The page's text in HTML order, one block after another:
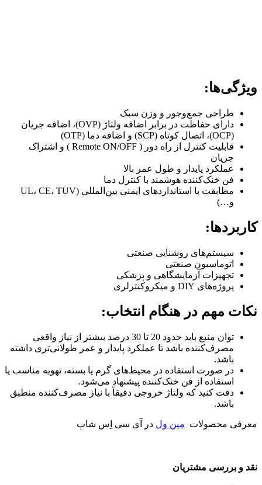
ویژگی‌ها:
طراحی جمع‌وجور و وزن سبک
دارای حفاظت در برابر اضافه ولتاژ (OVP)، اضافه جریان
(OCP)، اتصال کوتاه (SCP) و اضافه دما (OTP)
قابلیت کنترل از راه دور ( Remote ON/OFF ) و اشتراک
جریان
عملکرد پایدار و طول عمر بالا
فن خنک‌کننده هوشمند با کنترل دما
مطابقت با استانداردهای ایمنی بین‌المللی (UL، CE، TUV
و…)
کاربردها:
سیستم‌های روشنایی صنعتی
اتوماسیون صنعتی
تجهیزات آزمایشگاهی و پزشکی
پروژه‌های DIY و میکروکنترلری
نکات مهم در هنگام انتخاب:
توان منبع باید حدود 20 تا 30 درصد بیشتر از نیاز واقعی
مصرف‌کننده باشد تا عملکرد پایدار و عمر طولانی‌تری داشته
باشد.
در صورت استفاده در محیط‌های گرم یا بسته، تهویه مناسب یا
استفاده از فن خنک‌کننده پیشنهاد می‌شود.
دقت کنید که ولتاژ خروجی دقیقاً با نیاز مصرف‌کننده منطبق
باشد.
معرفی محصولات مین ول در آی سی اِس شاپ
نقد و بررسی مشتریان